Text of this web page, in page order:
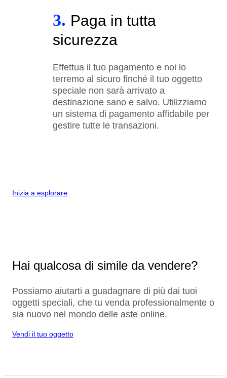
3. Paga in tutta
sicurezza
Effettua il tuo pagamento e noi lo
terremo al sicuro finché il tuo oggetto
speciale non sarà arrivato a
destinazione sano e salvo. Utilizziamo
un sistema di pagamento affidabile per
gestire tutte le transazioni.
Inizia a esplorare
Hai qualcosa di simile da vendere?
Possiamo aiutarti a guadagnare di più dai tuoi
oggetti speciali, che tu venda professionalmente o
sia nuovo nel mondo delle aste online.
Vendi il tuo oggetto